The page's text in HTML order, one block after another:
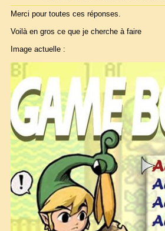
Merci pour toutes ces réponses.
Voilà en gros ce que je cherche à faire
Image actuelle :